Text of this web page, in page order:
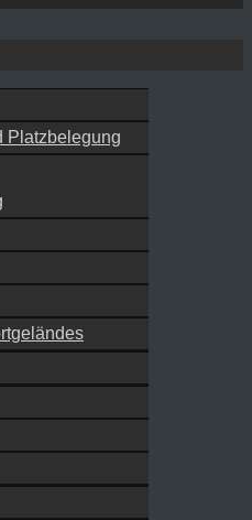
Platzbelegung